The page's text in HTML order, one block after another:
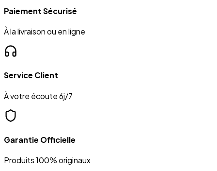
Paiement Sécurisé
À la livraison ou en ligne
Service Client
À votre écoute 6j/7
Garantie Officielle
Produits 100% originaux